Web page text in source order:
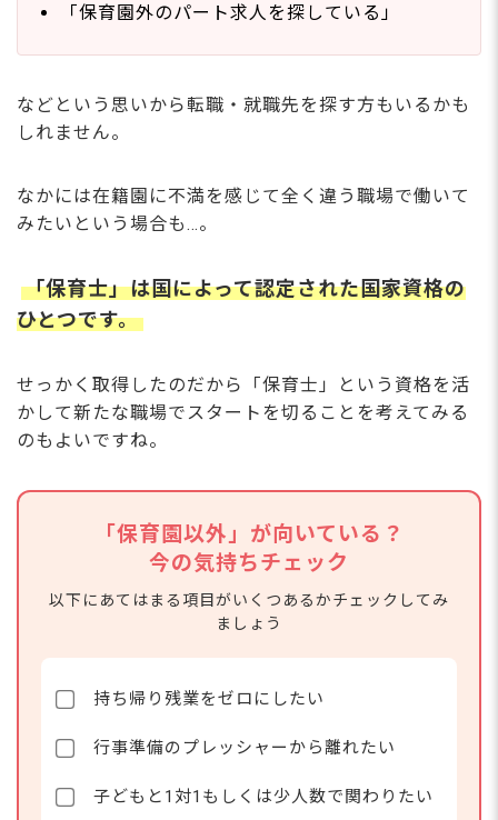
ベビーシッター
【令和7年最新】
保育園以外への転職が成功する3つのポイント
保育士資格を「未経験職種で活かせる強み」に置き換
える
保育士以外の職種への転職でよくある不安に回答
Q. 保育園以外の仕事に転職、保育士資格だけで応募で
きますか？
Q. 保育園での経験年数が少なくても、保育園以外の職
場に転職できますか？
Q. 保育園以外の仕事に転職したいけど、どの施設が自
Q. 在職中でも登録してバレない？今の園に知られたく
ないのですが…
Q. まだ辞めるか迷っている段階でも、相談だけしてい
Q. 登録したらしつこく電話がかかってきませんか？
Q. 保育園以外の仕事に転職して、保育園に戻りたくな
保育士資格が活かせる保育園以外の職場に転職し
よう
認定こども園の適性・相性診断
「保育園外のパート求人を探している」
などという思いから転職・就職先を探す方もいるかも
しれません。
なかには在籍園に不満を感じて全く違う職場で働いて
みたいという場合も…。
「保育士」は国によって認定された国家資格の
ひとつです。
せっかく取得したのだから「保育士」という資格を活
かして新たな職場でスタートを切ることを考えてみる
のもよいですね。
「保育園以外」が向いている？
今の気持ちチェック
以下にあてはまる項目がいくつあるかチェックしてみ
ましょう
持ち帰り残業をゼロにしたい
行事準備のプレッシャーから離れたい
子どもと1対1もしくは少人数で関わりたい